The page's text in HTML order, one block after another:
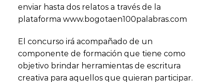
enviar hasta dos relatos a través de la
plataforma www.bogotaen100palabras.com
El concurso irá acompañado de un
componente de formación que tiene como
objetivo brindar herramientas de escritura
creativa para aquellos que quieran participar.